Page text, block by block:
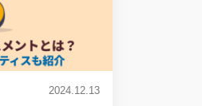
2024.12.13